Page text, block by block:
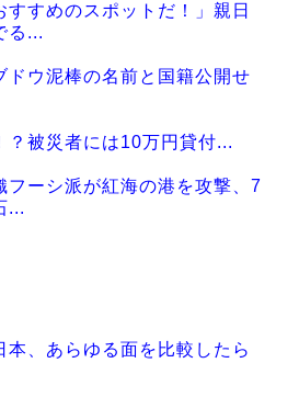
すすめのスポットだ！」親日
る...
ドウ泥棒の名前と国籍公開せ
？被災者には10万円貸付...
フーシ派が紅海の港を攻撃、7
...
相互RSS
本、あらゆる面を比較したら